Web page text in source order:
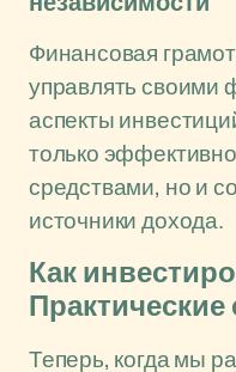
Финансовая
управлять
аспекты
только
средствами, но и
источники дохода.
Как
Практические
Теперь, когда мы